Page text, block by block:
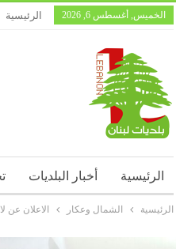
الخميس, أغسطس 6, 2026 الرئيسية
الرئيسية أخبار البلديات
الرئيسية الشمال وعكار الاعلان عن